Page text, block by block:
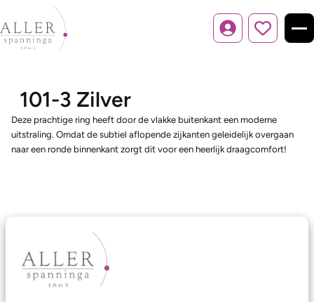
Inloggen
101-3 Zilver
Deze prachtige ring heeft door de vlakke buitenkant een moderne
uitstraling. Omdat de subtiel aflopende zijkanten geleidelijk overgaan
naar een ronde binnenkant zorgt dit voor een heerlijk draagcomfort!
Ons aanbod
Trouwringen